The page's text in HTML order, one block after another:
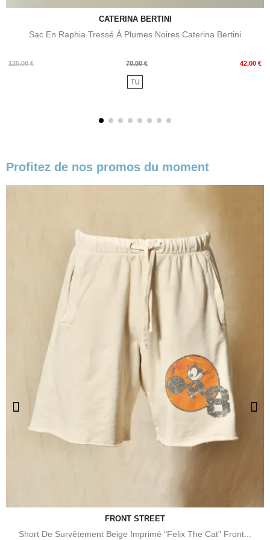
CATERINA BERTINI
Sac En Raphia Tressé À Plumes Noires Caterina Bertini
125,00 €
Prix
70,00 € 42,00 €
Prix
TU
Profitez de nos promos du moment
FRONT STREET
Short De Survêtement Beige Imprimé "Felix The Cat" Front...